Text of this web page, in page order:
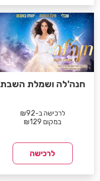
חנה'לה ושמלת השבת
לרכישה ב-₪92
במקום ₪129
לרכישה